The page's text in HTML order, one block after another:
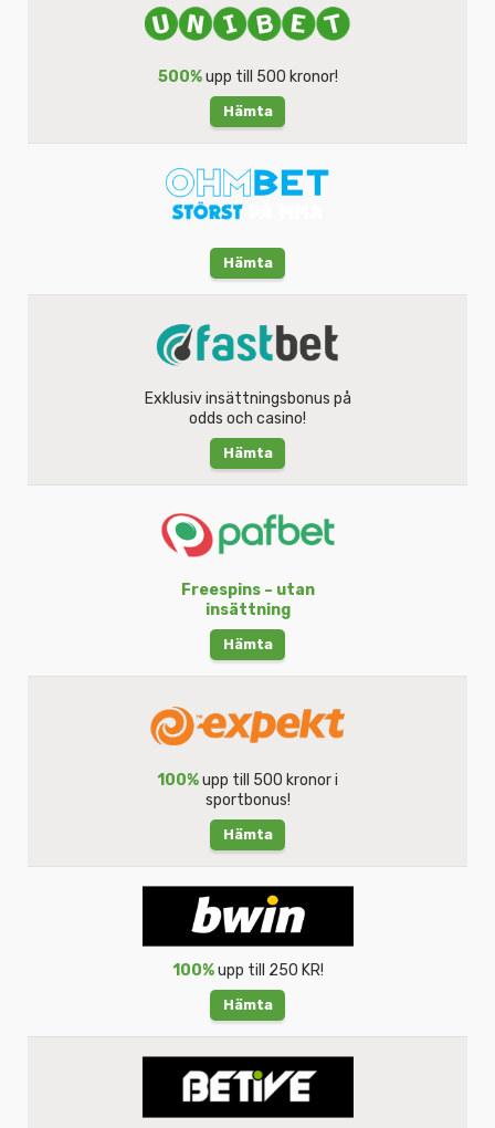
500%upp till 500 kronor!
Hämta
Hämta
Exklusiv insättningsbonus på
odds och casino!
Hämta
Freespins – utan
insättning
Hämta
100%upp till 500 kronor i
sportbonus!
Hämta
100%upp till 250 KR!
Hämta